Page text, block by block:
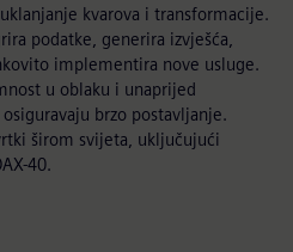
kvarova i transformacije.
podatke, generira izvješća,
implementira nove usluge.
u oblaku i unaprijed
brzo postavljanje.
širom svijeta, uključujući
40.